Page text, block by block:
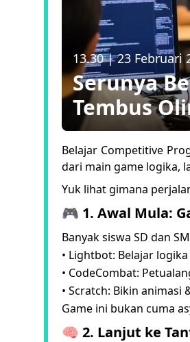
13.30|23 Februari
Serunya
Tembus
Belajar Competitive
dari main game logika,
Yuk lihat gimana
🎮 1. Awal Mula:
Banyak siswa SD dan
• Lightbot: Belajar
• CodeCombat:
• Scratch: Bikin
Game ini bukan cuma
🧠 2. Lanjut ke